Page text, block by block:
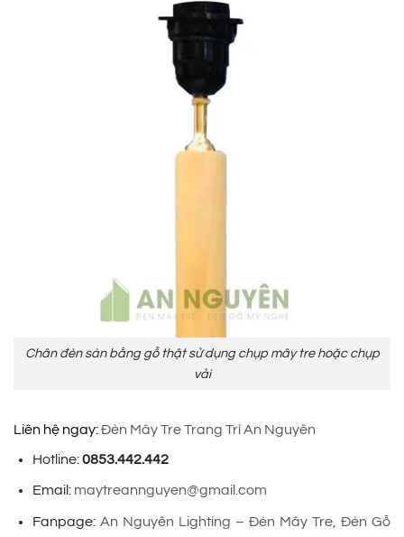
Chân đèn sàn bằng gỗ thật sử dụng chụp mây tre hoặc chụp
vải
Liên hệ ngay:Đèn Mây Tre Trang Trí An Nguyên
Hotline:0853.442.442
Email: maytreannguyen@gmail.com
Fanpage: An Nguyên Lighting – Đèn Mây Tre, Đèn Gỗ